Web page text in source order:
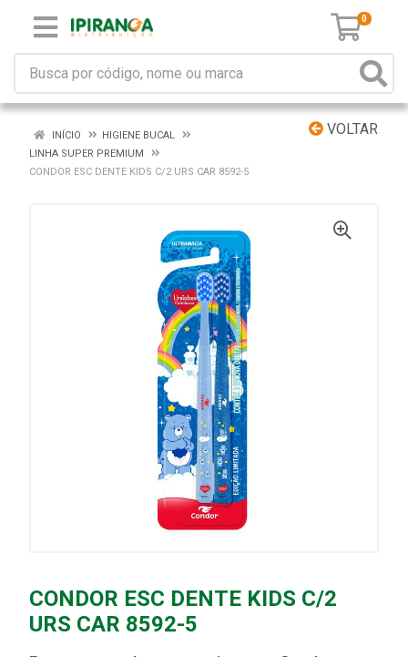
0
VOLTAR
INÍCIO
HIGIENE BUCAL
LINHA SUPER PREMIUM
CONDOR ESC DENTE KIDS C/2 URS CAR 8592-5
CONDOR ESC DENTE KIDS C/2
URS CAR 8592-5